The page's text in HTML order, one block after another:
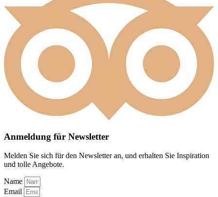
Anmeldung für Newsletter
Melden Sie sich für den Newsletter an, und erhalten Sie Inspiration
und tolle Angebote.
Name
Email